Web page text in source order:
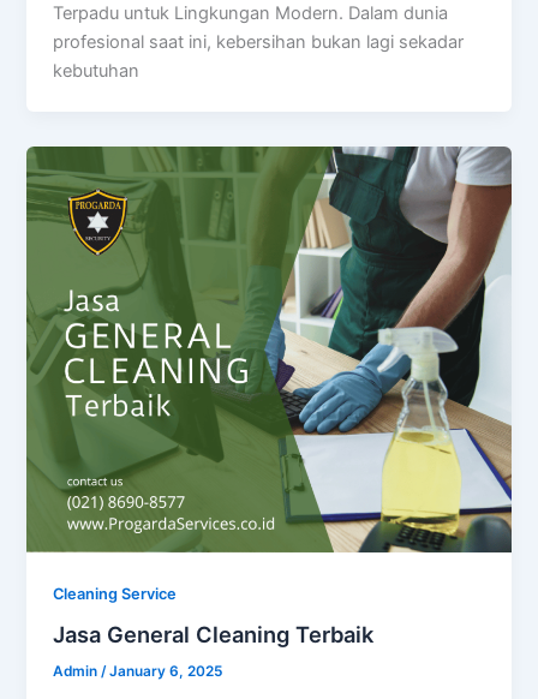
Terpadu untuk Lingkungan Modern. Dalam dunia
profesional saat ini, kebersihan bukan lagi sekadar
kebutuhan
Cleaning Service
Jasa General Cleaning Terbaik
Admin/January 6, 2025